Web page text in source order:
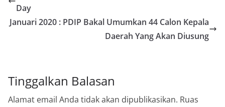
Day
Januari 2020 : PDIP Bakal Umumkan 44 Calon Kepala
Daerah Yang Akan Diusung
Tinggalkan Balasan
Alamat email Anda tidak akan dipublikasikan. Ruas